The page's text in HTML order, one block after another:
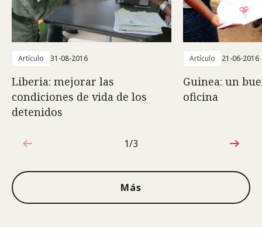
Artículo 31-08-2016
Liberia: mejorar las
condiciones de vida de los
detenidos
Artículo 21-06-2016
Guinea: un
oficina
1de3
1/3
Más